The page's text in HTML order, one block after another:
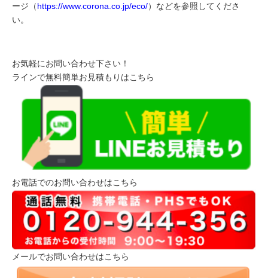
ージ（https://www.corona.co.jp/eco/）などを参照してくださ
い。
お気軽にお問い合わせ下さい！
ラインで無料簡単お見積もりはこちら
お電話でのお問い合わせはこちら
メールでお問い合わせはこちら